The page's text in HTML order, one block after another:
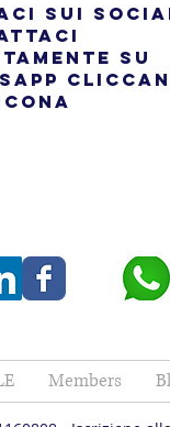
sui
su
Members